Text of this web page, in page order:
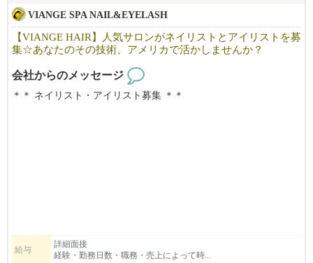
す！
「ええっ！そんなに休み取れるんですか？と驚かれる事も多いで
す。」（笑）
当社ブランドで働​く店舗管理者の平均年収は約1​,402万円（日本人
スタッフ平均月給​116.9万円）。
▶︎応募のポイント♪
おかげさまで大変多くのお問合せを頂いております。
VIANGE SPA NAIL&EYELASH
【VIANGE HAIR】人気サロンがネイリストとアイリストを募
集☆あなたのその技術、アメリカで活かしませんか？
会社からのメッセージ
＊＊ ネイリスト・アイリスト募集 ＊＊
働き方に合わせてフレックスに対応できるのが弊社の特徴です。
まずはお気軽にご連絡下さい。ご応募お待ちしております。
給与
詳細面接
経験・勤務日数・職務・売上によって時...